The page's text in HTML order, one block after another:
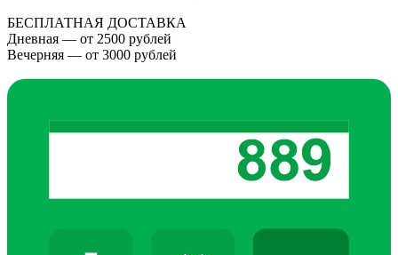
БЕСПЛАТНАЯ ДОСТАВКА
Дневная — от 2500 рублей
Вечерняя — от 3000 рублей